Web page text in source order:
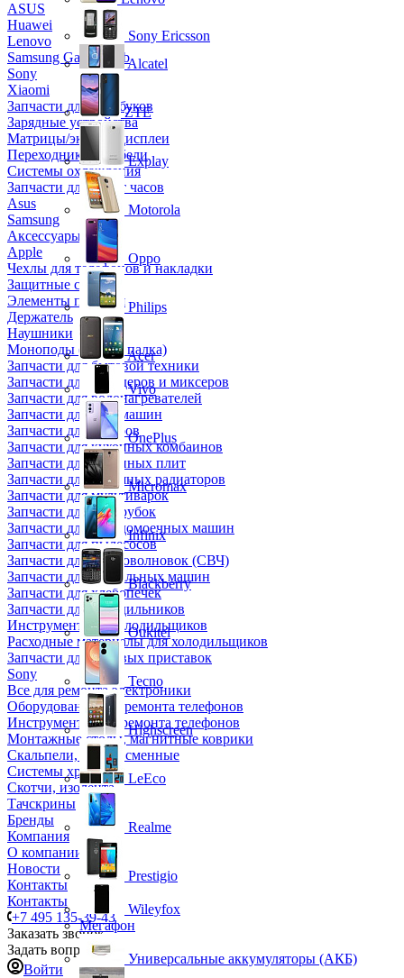
ASUS
Huawei
Lenovo
Samsung Galaxy Tab
Sony
Xiaomi
Запчасти для ноутбуков
Зарядные устройства
Матрицы/экраны/дисплеи
Переходники и кабели
Системы охлаждения
Запчасти для смарт часов
Asus
Samsung
Аксессуары
Apple
Чехлы для телефонов и накладки
Защитные стекла
Элементы питания
Держатель
Наушники
Моноподы (Селфи палка)
Запчасти для бытовой техники
Запчасти для блендеров и миксеров
Запчасти для водонагревателей
Запчасти для кофемашин
Запчасти для кулеров
Запчасти для кухонных комбаинов
Запчасти для кухонных плит
Запчасти для масляных радиаторов
Запчасти для мультиварок
Запчасти для мясорубок
Запчасти для посудомоечных машин
Запчасти для пылесосов
Запчасти для микроволновок (СВЧ)
Запчасти для стиральных машин
Запчасти для хлебопечек
Запчасти для холодильников
Инструмент для холодильщиков
Расходные материалы для холодильщиков
Запчасти для игровых приставок
Sony
Все для ремонта электроники
Оборудование для ремонта телефонов
Инструменты для ремонта телефонов
Монтажные столы, магнитные коврики
Скальпели, лезвия сменные
Системы хранения
Скотчи, изолента
Тачскрины
Бренды
Компания
О компании
Новости
Контакты
Контакты
+7 495 135-39-43
Заказать звонок
Задать вопрос
Войти
Sony Ericsson
Alcatel
ZTE
Explay
Motorola
Oppo
Philips
Acer
Vivo
OnePlus
Micromax
Infinix
Blackberry
Oukitel
Tecno
Highscreen
LeEco
Realme
Prestigio
Wileyfox
Мегафон
Универсальные аккумуляторы (АКБ)